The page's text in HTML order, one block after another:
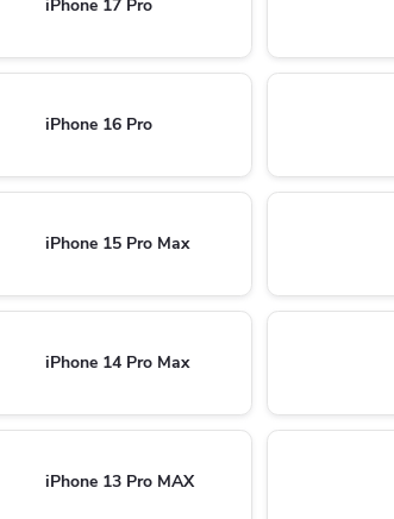
iPhone 17 Pro
iPhone 16 Pro
iPhone 15 Pro Max
iPhone 14 Pro Max
iPhone 13 Pro MAX